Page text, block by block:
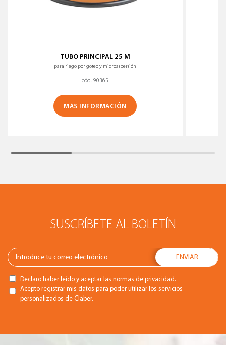
TUBO PRINCIPAL 25 M
para riego por goteo y microaspersión
cód. 90365
MÁS INFORMACIÓN
SUSCRÍBETE AL BOLETÍN
Declaro haber leído y aceptar las normas de privacidad.
Acepto registrar mis datos para poder utilizar los servicios
personalizados de Claber.